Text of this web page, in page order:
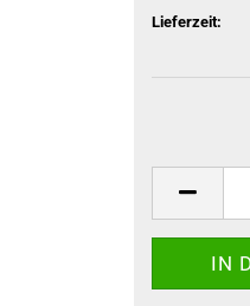
Lieferzeit: